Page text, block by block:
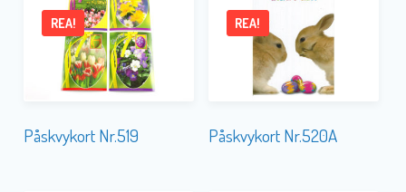
Påskvykort Nr.519
REA!
Påskvykort Nr.520A
REA!